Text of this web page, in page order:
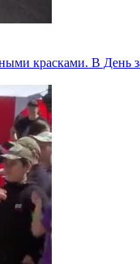
красками. В День